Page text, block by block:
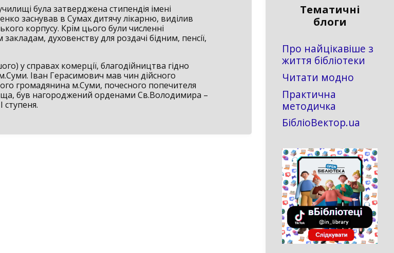
була затверджена стипендія імені
заснував в Сумах дитячу лікарню, виділив
корпусу. Крім цього були численні
духовенству для роздачі бідним, пенсії,
у справах комерції, благодійництва гідно
Іван Герасимович мав чин дійсного
громадянина м.Суми, почесного попечителя
був нагороджений орденами Св.Володимира –
ступеня.
Тематичні
блоги
Про найцікавіше з
життя бібліотеки
Читати модно
Практична
методичка
БібліоВектор.ua